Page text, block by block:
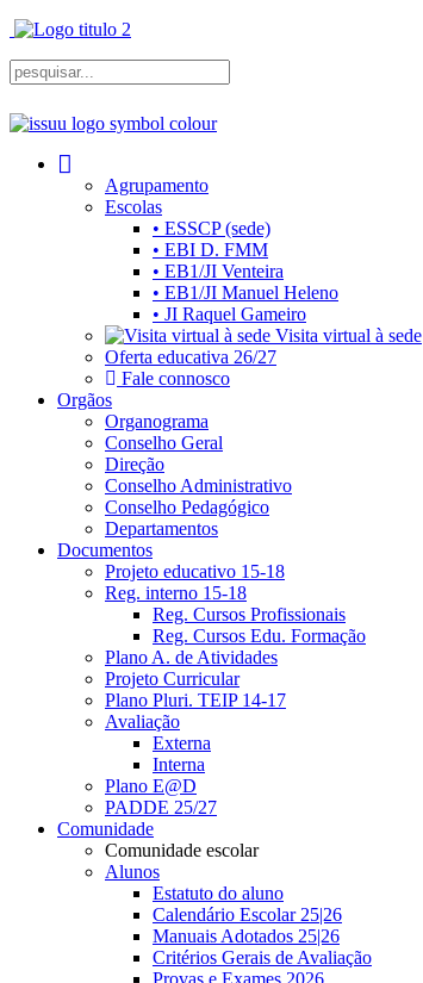
Agrupamento
Escolas
• ESSCP (sede)
• EBI D. FMM
• EB1/JI Venteira
• EB1/JI Manuel Heleno
• JI Raquel Gameiro
Visita virtual à sede
Oferta educativa 26/27
Fale connosco
Orgãos
Organograma
Conselho Geral
Direção
Conselho Administrativo
Conselho Pedagógico
Departamentos
Documentos
Projeto educativo 15-18
Reg. interno 15-18
Reg. Cursos Profissionais
Reg. Cursos Edu. Formação
Plano A. de Atividades
Projeto Curricular
Plano Pluri. TEIP 14-17
Avaliação
Externa
Interna
Plano E@D
PADDE 25/27
Comunidade
Comunidade escolar
Alunos
Estatuto do aluno
Calendário Escolar 25|26
Manuais Adotados 25|26
Critérios Gerais de Avaliação
Provas e Exames 2026